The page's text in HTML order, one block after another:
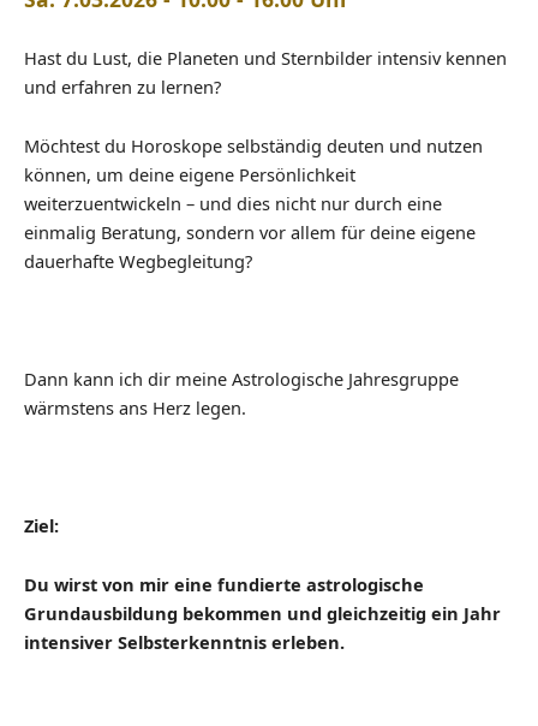
Hast du Lust, die Planeten und Sternbilder intensiv kennen
und erfahren zu lernen?
Möchtest du Horoskope selbständig deuten und nutzen
können, um deine eigene Persönlichkeit
weiterzuentwickeln – und dies nicht nur durch eine
einmalig Beratung, sondern vor allem für deine eigene
dauerhafte Wegbegleitung?
Dann kann ich dir meine Astrologische Jahresgruppe
wärmstens ans Herz legen.
Ziel:
Du wirst von mir eine fundierte astrologische
Grundausbildung bekommen und gleichzeitig ein Jahr
intensiver Selbsterkenntnis erleben.